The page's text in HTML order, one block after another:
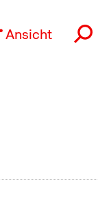
Ansicht